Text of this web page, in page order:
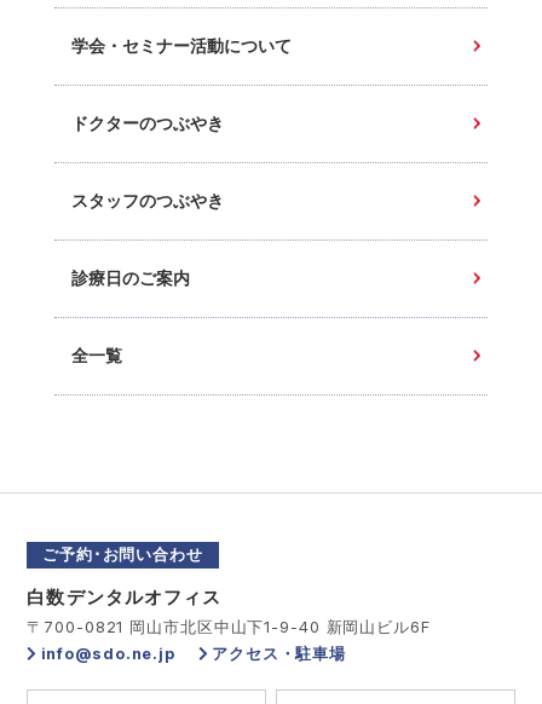
学会・セミナー活動について
ドクターのつぶやき
スタッフのつぶやき
診療日のご案内
全一覧
ご予約･お問い合わせ
白数デンタルオフィス
〒700-0821 岡山市北区中山下1-9-40 新岡山ビル6F
info@sdo.ne.jp
アクセス・駐車場